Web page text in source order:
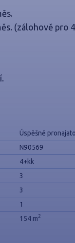
(zálohově pro
Úspěšně pronajato
N90569
4+kk
3
3
1
154 m2